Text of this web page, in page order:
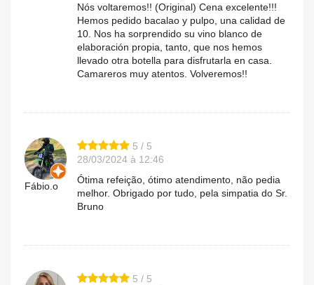
Nós voltaremos!! (Original) Cena excelente!!!
Hemos pedido bacalao y pulpo, una calidad de
10. Nos ha sorprendido su vino blanco de
elaboración propia, tanto, que nos hemos
llevado otra botella para disfrutarla en casa.
Camareros muy atentos. Volveremos!!
Fábio.o
5 / 5
28/03/2024 à 12:46
Ótima refeição, ótimo atendimento, não pedia
melhor. Obrigado por tudo, pela simpatia do Sr.
Bruno
5 / 5